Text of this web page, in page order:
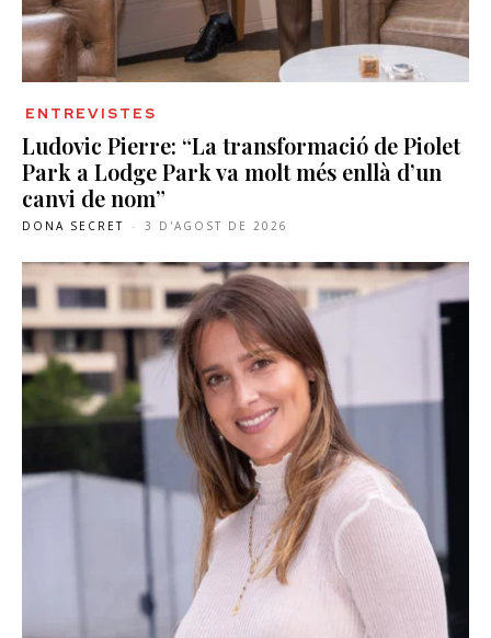
ENTREVISTES
Ludovic Pierre: “La transformació de Piolet
Park a Lodge Park va molt més enllà d’un
canvi de nom”
DONA SECRET - 3 D'AGOST DE 2026